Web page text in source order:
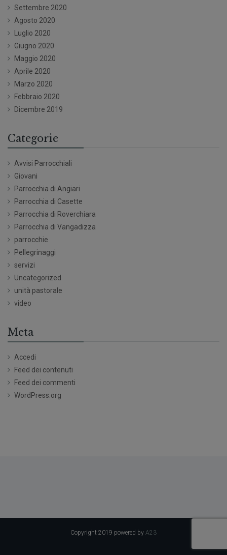
Settembre 2020
Agosto 2020
Luglio 2020
Giugno 2020
Maggio 2020
Aprile 2020
Marzo 2020
Febbraio 2020
Dicembre 2019
Categorie
Avvisi Parrocchiali
Giovani
Parrocchia di Angiari
Parrocchia di Casette
Parrocchia di Roverchiara
Parrocchia di Vangadizza
parrocchie
Pellegrinaggi
servizi
Uncategorized
unità pastorale
video
Meta
Accedi
Feed dei contenuti
Feed dei commenti
WordPress.org
Copyright 2019 powered by A23